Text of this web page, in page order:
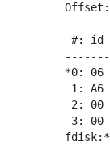
#: id
*0: 06
1: A6
2: 00
3: 00